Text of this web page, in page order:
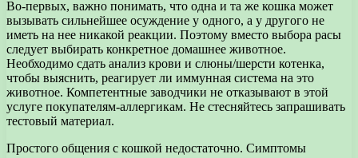
Во-первых, важно понимать, что одна и та же кошка может
вызывать сильнейшее осуждение у одного, а у другого не
иметь на нее никакой реакции. Поэтому вместо выбора расы
следует выбирать конкретное домашнее животное.
Необходимо сдать анализ крови и слюны/шерсти котенка,
чтобы выяснить, реагирует ли иммунная система на это
животное. Компетентные заводчики не отказывают в этой
услуге покупателям-аллергикам. Не стесняйтесь запрашивать
тестовый материал.
Простого общения с кошкой недостаточно. Симптомы